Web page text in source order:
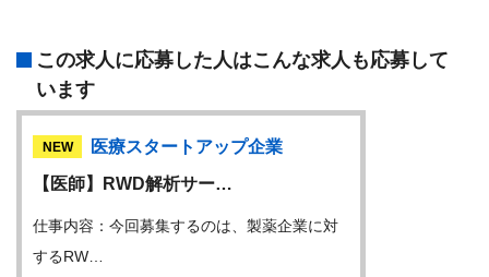
この求人に応募した人はこんな求人も応募して
います
NEW
医療スタートアップ企業
【医師】RWD解析サー…
仕事内容：今回募集するのは、製薬企業に対
するRW…